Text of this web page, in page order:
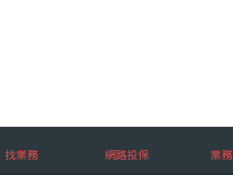
個人資料，惟如不提供或提供不完整時，基於蒐集
找業務 網路投保 業